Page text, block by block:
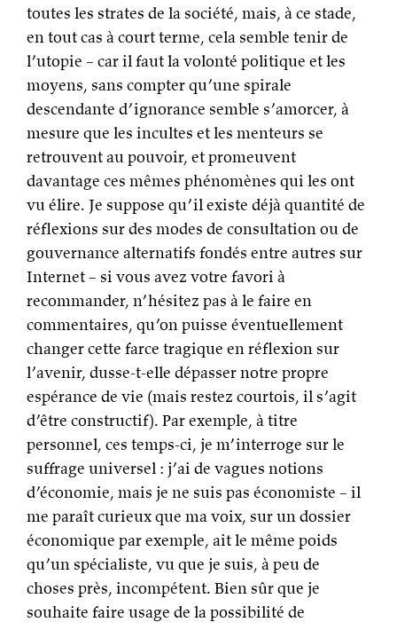
toutes les strates de la société, mais, à ce stade,
en tout cas à court terme, cela semble tenir de
l’utopie – car il faut la volonté politique et les
moyens, sans compter qu’une spirale
descendante d’ignorance semble s’amorcer, à
mesure que les incultes et les menteurs se
retrouvent au pouvoir, et promeuvent
davantage ces mêmes phénomènes qui les ont
vu élire. Je suppose qu’il existe déjà quantité de
réflexions sur des modes de consultation ou de
gouvernance alternatifs fondés entre autres sur
Internet – si vous avez votre favori à
recommander, n’hésitez pas à le faire en
commentaires, qu’on puisse éventuellement
changer cette farce tragique en réflexion sur
l’avenir, dusse-t-elle dépasser notre propre
espérance de vie (mais restez courtois, il s’agit
d’être constructif). Par exemple, à titre
personnel, ces temps-ci, je m’interroge sur le
suffrage universel : j’ai de vagues notions
d’économie, mais je ne suis pas économiste – il
me paraît curieux que ma voix, sur un dossier
économique par exemple, ait le même poids
qu’un spécialiste, vu que je suis, à peu de
choses près, incompétent. Bien sûr que je
souhaite faire usage de la possibilité de